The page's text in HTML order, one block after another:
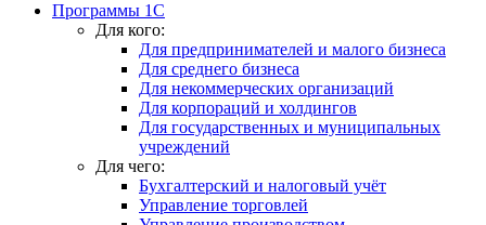
Программы 1С
Для кого:
Для предпринимателей и малого бизнеса
Для среднего бизнеса
Для некоммерческих организаций
Для корпораций и холдингов
Для государственных и муниципальных
учреждений
Для чего:
Бухгалтерский и налоговый учёт
Управление торговлей